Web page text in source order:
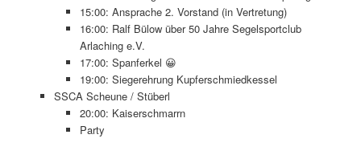
15:00: Ansprache 2. Vorstand (in Vertretung)
16:00: Ralf Bülow über 50 Jahre Segelsportclub
Arlaching e.V.
17:00: Spanferkel 😀
19:00: Siegerehrung Kupferschmiedkessel
SSCA Scheune / Stüberl
20:00: Kaiserschmarrn
Party